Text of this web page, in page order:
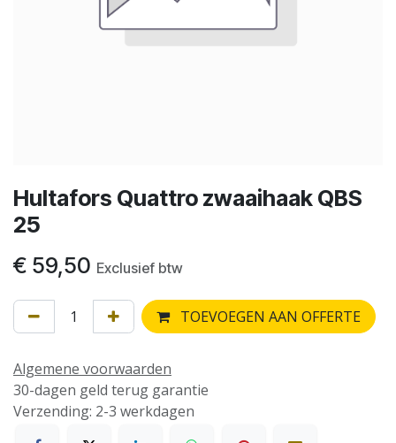
Hultafors Quattro zwaaihaak QBS
25
€ 59,50 Exclusief btw
TOEVOEGEN AAN OFFERTE
Algemene voorwaarden
30-dagen geld terug garantie
Verzending: 2-3 werkdagen